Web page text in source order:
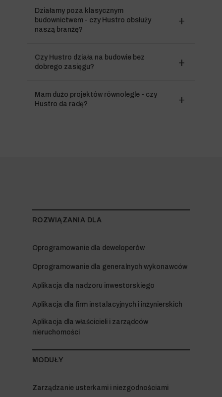
Działamy poza klasycznym
budownictwem - czy Hustro obsłuży
naszą branżę?
Czy Hustro działa na budowie bez
dobrego zasięgu?
Mam dużo projektów równolegle - czy
Hustro da radę?
ROZWIĄZANIA DLA
Oprogramowanie dla deweloperów
Oprogramowanie dla generalnych wykonawców
Aplikacja dla nadzoru inwestorskiego
Aplikacja dla firm instalacyjnych i inżynierskich
Aplikacja dla właścicieli i zarządców
nieruchomości
MODUŁY
Zarządzanie usterkami i niezgodnościami